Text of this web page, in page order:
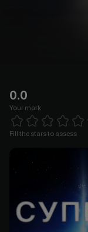
0.0
Your mark
1 Star 2 Stars 3 Stars
Fill the stars to assess